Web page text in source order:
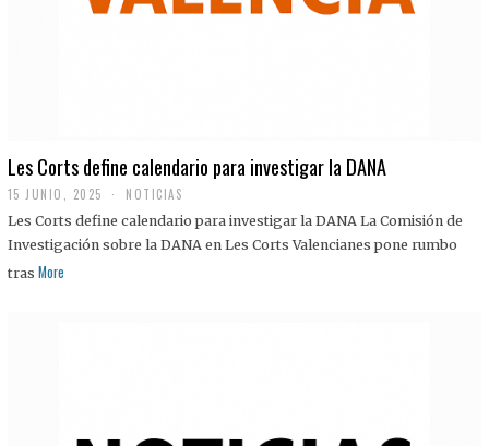
Les Corts define calendario para investigar la DANA
15 JUNIO, 2025 NOTICIAS
Les Corts define calendario para investigar la DANA La Comisión de
Investigación sobre la DANA en Les Corts Valencianes pone rumbo
tras More